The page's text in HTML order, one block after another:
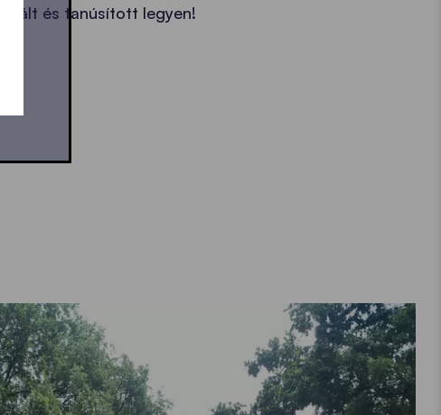
és tanúsított legyen!